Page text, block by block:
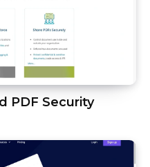
PDF Security